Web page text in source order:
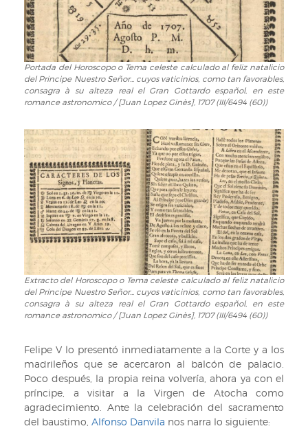
Luisa
Gabriela
de
Saboya...
/
compuesta
por
Juan
Negrillo
Zencerrado
el
mas
afecto
leal
vassallo
de
sus
magestades...,
ca.
(65))
en
aplauso
del
tan
feliz
como
deseado
de
N.
reyna,
señora
D.
Maria
Luisa...
que
sacrifica
à...
su
magestad
afecto
de
su
mas
leal
Vassallo,
Portada
del
Horoscopo
Tema
celeste
calculado
al
feliz
natalicio
del
Principe
Nuestro
Señor...
cuyos
vaticinios,
como
tan
consagra
su
alteza
real
el
Portada del Horoscopo o Tema celeste calculado al feliz natalicio
del Principe Nuestro Señor... cuyos vaticinios, como tan favorables,
consagra à su alteza real el Gran Gottardo español, en este
romance astronomico / [Juan Lopez Ginès], 1707 (III/6494 (60))
Extracto
del
Horoscopo
celeste
calculado
al
feliz
natalicio
del
Extracto del Horoscopo o Tema celeste calculado al feliz natalicio
del Principe Nuestro Señor... cuyos vaticinios, como tan favorables,
consagra à su alteza real el Gran Gottardo español, en este
romance astronomico / [Juan Lopez Ginès], 1707 (III/6494 (60))
Felipe V lo presentó inmediatamente a la Corte y a los
madrileños que se acercaron al balcón de palacio.
Poco después, la propia reina volvería, ahora ya con el
príncipe, a visitar a la Virgen de Atocha como
agradecimiento. Ante la celebración del sacramento
del baustimo, Alfonso Danvila nos narra lo siguiente: